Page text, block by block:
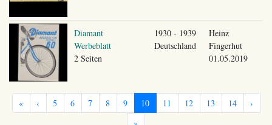
Diamant
Werbeblatt
2 Seiten
1930 - 1939
Deutschland
Heinz
Fingerhut
01.05.2019
« ‹ 5 6 7 8 9 10 11 12 13 14
›
»